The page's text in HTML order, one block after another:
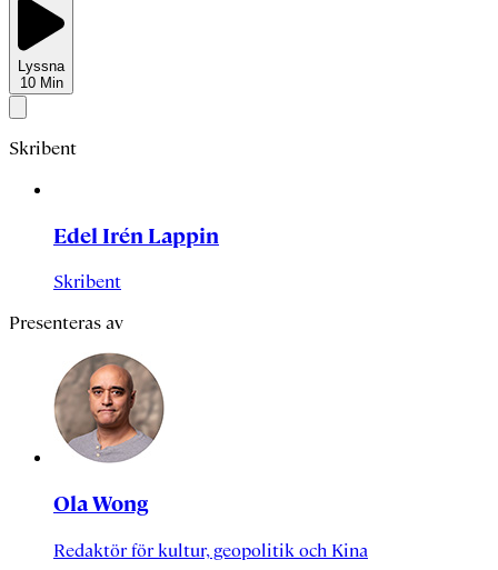
Lyssna
10 Min
Skribent
Edel Irén Lappin
Skribent
Presenteras av
Ola Wong
Redaktör för kultur, geopolitik och Kina